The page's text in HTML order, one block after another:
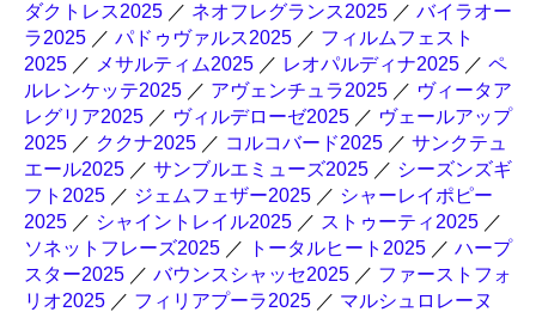
ダクトレス2025 ／ ネオフレグランス2025 ／ バイラオー
ラ2025 ／ パドゥヴァルス2025 ／ フィルムフェスト
2025 ／ メサルティム2025 ／ レオパルディナ2025 ／ ペ
ルレンケッテ2025 ／ アヴェンチュラ2025 ／ ヴィータア
レグリア2025 ／ ヴィルデローゼ2025 ／ ヴェールアップ
2025 ／ ククナ2025 ／ コルコバード2025 ／ サンクテュ
エール2025 ／ サンブルエミューズ2025 ／ シーズンズギ
フト2025 ／ ジェムフェザー2025 ／ シャーレイポピー
2025 ／ シャイントレイル2025 ／ ストゥーティ2025 ／
ソネットフレーズ2025 ／ トータルヒート2025 ／ ハープ
スター2025 ／ バウンスシャッセ2025 ／ ファーストフォ
リオ2025 ／ フィリアプーラ2025 ／ マルシュロレーヌ